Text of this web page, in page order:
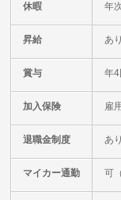
休暇 年
昇給 あり
賞与 年
加入保険 雇
退職金制度 あ
マイカー通勤 可